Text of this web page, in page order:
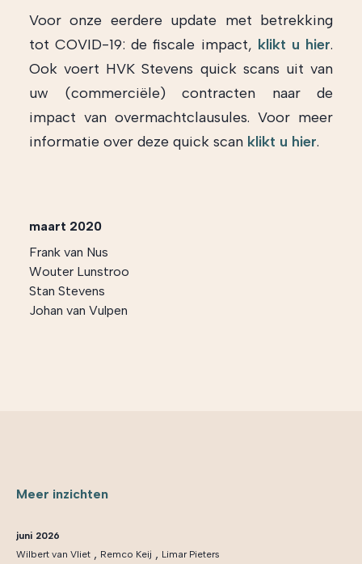
Voor onze eerdere update met betrekking
tot COVID-19: de fiscale impact, klikt u hier.
Ook voert HVK Stevens quick scans uit van
uw (commerciële) contracten naar de
impact van overmachtclausules. Voor meer
informatie over deze quick scan klikt u hier.
maart 2020
Frank van Nus
Wouter Lunstroo
Stan Stevens
Johan van Vulpen
Meer inzichten
juni 2026
Wilbert van Vliet , Remco Keij , Limar Pieters